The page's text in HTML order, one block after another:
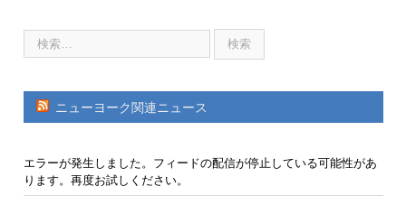
ニューヨーク関連ニュース
エラーが発生しました。フィードの配信が停止している可能性があ
ります。再度お試しください。